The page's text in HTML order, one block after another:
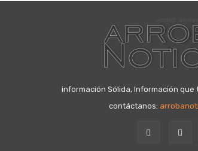
información Sólida, Información
contáctanos: